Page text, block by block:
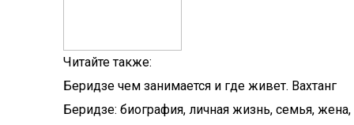
Читайте также:
Беридзе чем занимается и где живет. Вахтанг
Беридзе: биография, личная жизнь, семья, жена,